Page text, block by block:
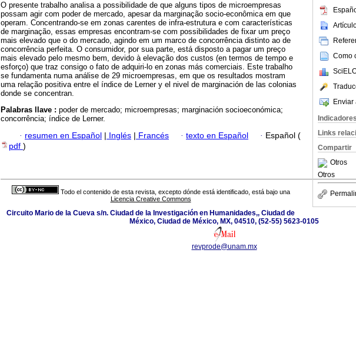
Como
Enviar
Links
Compartir
Otros
Otros
O presente trabalho analisa a possibilidade de que alguns tipos de microempresas
possam agir com poder de mercado, apesar da marginação socio-econômica em que
operam. Concentrando-se em zonas carentes de infra-estrutura e com características
de marginação, essas empresas encontram-se com possibilidades de fixar um preço
mais elevado que o do mercado, agindo em um marco de concorrência distinto ao de
concorrência perfeita. O consumidor, por sua parte, está disposto a pagar um preço
mais elevado pelo mesmo bem, devido à elevação dos custos (en termos de tempo e
esforço) que traz consigo o fato de adquiri-lo en zonas más comerciais. Este trabalho
se fundamenta numa análise de 29 microempresas, em que os resultados mostram
uma relação positiva entre el índice de Lerner y el nivel de marginación de las colonias
donde se concentran.
Palabras llave : poder de mercado; microempresas; marginación socioeconómica;
concorrência; índice de Lerner.
· resumen en Español | Inglés | Francés · texto en Español · Español (
pdf )
Todo el contenido de esta revista, excepto dónde está identificado, está bajo una
Licencia Creative Commons
Circuito Mario de la Cueva s/n. Ciudad de la Investigación en Humanidades,, Ciudad de
México, Ciudad de México, MX, 04510, (52-55) 5623-0105
revprode@unam.mx